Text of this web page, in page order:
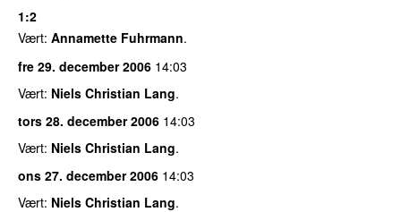
1:2
Vært: Annamette Fuhrmann.
fre 29. december 2006 14:03
Vært: Niels Christian Lang.
tors 28. december 2006 14:03
Vært: Niels Christian Lang.
ons 27. december 2006 14:03
Vært: Niels Christian Lang.